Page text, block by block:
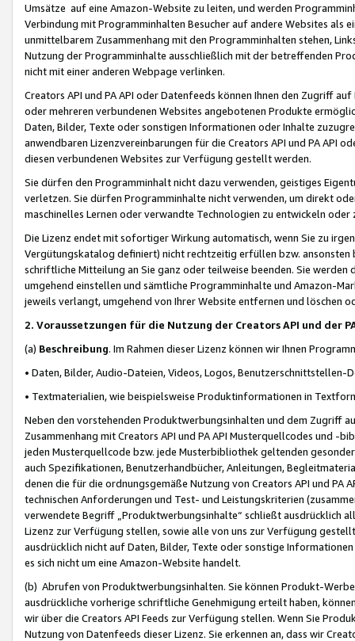
Umsätze auf eine Amazon-Website zu leiten, und werden
Verbindung mit Programminhalten Besucher auf andere Websites als
unmittelbarem Zusammenhang mit den Programminhalten stehen,
Nutzung der Programminhalte ausschließlich mit der betreffenden
nicht mit einer anderen Webpage verlinken.
Creators API und PA API oder Datenfeeds können Ihnen den Zugriff
oder mehreren verbundenen Websites angebotenen Produkte
Daten, Bilder, Texte oder sonstigen Informationen oder Inhalte
anwendbaren Lizenzvereinbarungen für die Creators API und PA API
diesen verbundenen Websites zur Verfügung gestellt werden.
Sie dürfen den Programminhalt nicht dazu verwenden, geistiges
verletzen. Sie dürfen Programminhalte nicht verwenden, um direkt
maschinelles Lernen oder verwandte Technologien zu entwickeln
Die Lizenz endet mit sofortiger Wirkung automatisch, wenn Sie zu
Vergütungskatalog definiert) nicht rechtzeitig erfüllen bzw. ansonsten
schriftliche Mitteilung an Sie ganz oder teilweise beenden. Sie werden
umgehend einstellen und sämtliche Programminhalte und Amazon-
jeweils verlangt, umgehend von Ihrer Website entfernen und löschen
2. Voraussetzungen für die Nutzung der Creators API und der
(a) Beschreibung. Im Rahmen dieser Lizenz können wir Ihnen
• Daten, Bilder, Audio-Dateien, Videos, Logos, Benutzerschnittstellen-
• Textmaterialien, wie beispielsweise Produktinformationen in
Neben den vorstehenden Produktwerbungsinhalten und dem Zugriff
Zusammenhang mit Creators API und PA API Musterquellcodes und
jeden Musterquellcode bzw. jede Musterbibliothek geltenden
auch Spezifikationen, Benutzerhandbücher, Anleitungen,
denen die für die ordnungsgemäße Nutzung von Creators API und PA
technischen Anforderungen und Test- und Leistungskriterien
verwendete Begriff „Produktwerbungsinhalte“ schließt ausdrücklich
Lizenz zur Verfügung stellen, sowie alle von uns zur Verfügung
ausdrücklich nicht auf Daten, Bilder, Texte oder sonstige
es sich nicht um eine Amazon-Website handelt.
(b) Abrufen von Produktwerbungsinhalten. Sie können Produkt-
ausdrückliche vorherige schriftliche Genehmigung erteilt haben,
wir über die Creators API Feeds zur Verfügung stellen. Wenn Sie
Nutzung von Datenfeeds dieser Lizenz. Sie erkennen an, dass wir